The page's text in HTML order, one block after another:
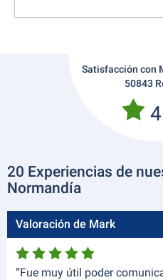
Satisfacción con
50843
20 Experiencias de
Normandía
Valoración de Mark
“Fue muy útil poder